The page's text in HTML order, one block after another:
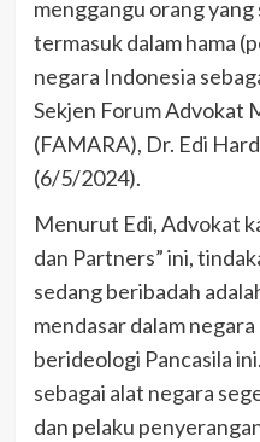
menggangu orang
termasuk dalam hama
negara Indonesia
Sekjen Forum Advokat
(FAMARA), Dr. Edi
(6/5/2024).
Menurut Edi, Advokat
dan Partners” ini,
sedang beribadah
mendasar dalam
berideologi Pancasila
sebagai alat negara
dan pelaku